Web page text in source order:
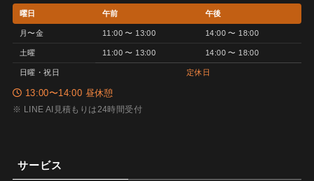
曜日 午前 午後
月〜金 11:00 〜 13:00 14:00 〜 18:00
土曜 11:00 〜 13:00 14:00 〜 18:00
日曜・祝日 定休日
13:00〜14:00 昼休憩
※ LINE AI見積もりは24時間受付
サービス